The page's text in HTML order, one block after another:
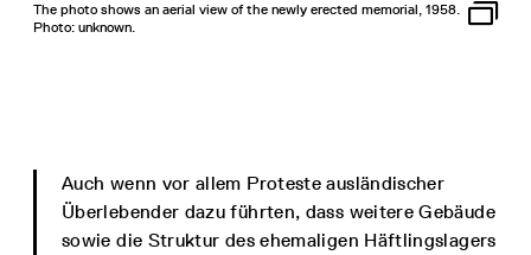
The photo shows an aerial view of the newly erected memorial, 1958.
Photo: unknown.
Auch wenn vor allem Proteste ausländischer
Überlebender dazu führten, dass weitere Gebäude
sowie die Struktur des ehemaligen Häftlingslagers